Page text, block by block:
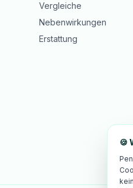
Vergleiche
Nebenwirkungen
Erstattung
🍪